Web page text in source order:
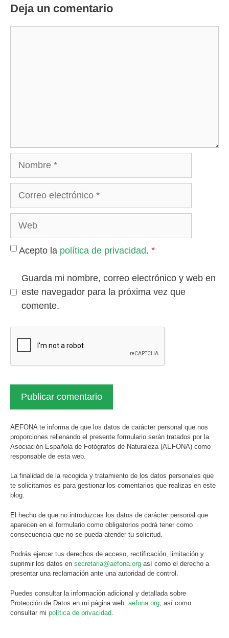
Deja un comentario
Nombre
Acepto la política de privacidad. *
Guarda mi nombre, correo electrónico y web en
este navegador para la próxima vez que
comente.
AEFONA te informa de que los datos de carácter personal que nos
proporciones rellenando el presente formulario serán tratados por la
Asociación Española de Fotógrafos de Naturaleza (AEFONA) como
responsable de esta web.
La finalidad de la recogida y tratamiento de los datos personales que
te solicitamos es para gestionar los comentarios que realizas en este
blog.
El hecho de que no introduzcas los datos de carácter personal que
aparecen en el formulario como obligatorios podrá tener como
consecuencia que no se pueda atender tu solicitud.
Podrás ejercer tus derechos de acceso, rectificación, limitación y
suprimir los datos en secretaria@aefona.org así como el derecho a
presentar una reclamación ante una autoridad de control.
Puedes consultar la información adicional y detallada sobre
Protección de Datos en mi página web: aefona.org , así como
consultar mi política de privacidad